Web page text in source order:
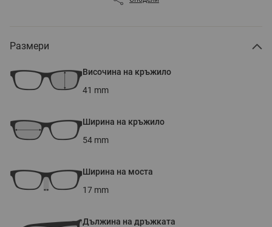
Размери
Височина на кръжило
41 mm
Ширина на кръжило
54 mm
Ширина на моста
17 mm
Дължина на дръжката